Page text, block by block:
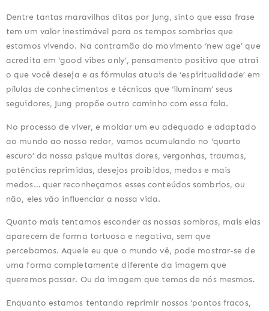
Dentre tantas maravilhas ditas por Jung, sinto que essa frase
tem um valor inestimável para os tempos sombrios que
estamos vivendo. Na contramão do movimento ‘new age’ que
acredita em ‘good vibes only’, pensamento positivo que atrai
o que você deseja e as fórmulas atuais de ‘espiritualidade’ em
pílulas de conhecimentos e técnicas que ‘iluminam’ seus
seguidores, Jung propõe outro caminho com essa fala.
No processo de viver, e moldar um eu adequado e adaptado
ao mundo ao nosso redor, vamos acumulando no ‘quarto
escuro’ da nossa psique muitas dores, vergonhas, traumas,
potências reprimidas, desejos proibidos, medos e mais
medos… quer reconheçamos esses conteúdos sombrios, ou
não, eles vão influenciar a nossa vida.
Quanto mais tentamos esconder as nossas sombras, mais elas
aparecem de forma tortuosa e negativa, sem que
percebamos. Aquele eu que o mundo vê, pode mostrar-se de
uma forma completamente diferente da imagem que
queremos passar. Ou da imagem que temos de nós mesmos.
Enquanto estamos tentando reprimir nossos ‘pontos fracos,